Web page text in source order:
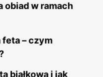
obiad w ramach
– czym
białkowa i jak